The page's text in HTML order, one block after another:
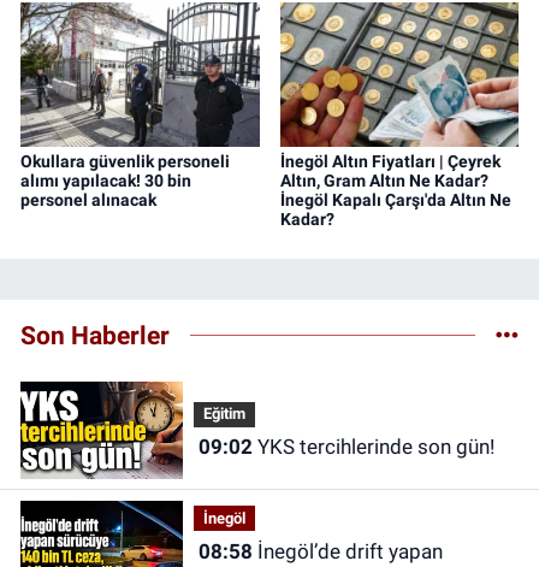
Okullara güvenlik personeli
alımı yapılacak! 30 bin
personel alınacak
İnegöl Altın Fiyatları | Çeyrek
Altın, Gram Altın Ne Kadar?
İnegöl Kapalı Çarşı'da Altın Ne
Kadar?
Son Haberler
Eğitim
09:02 YKS tercihlerinde son gün!
İnegöl
08:58